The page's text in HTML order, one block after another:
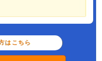
はこちら